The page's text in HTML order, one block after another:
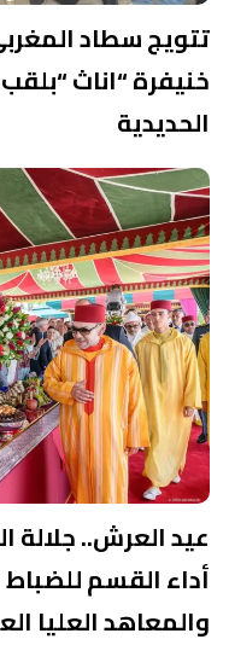
تتويج سطاد
خنيفرة “اناث
الحديدية
عيد العرش.. جلالة
أداء القسم
والمعاهد العليا